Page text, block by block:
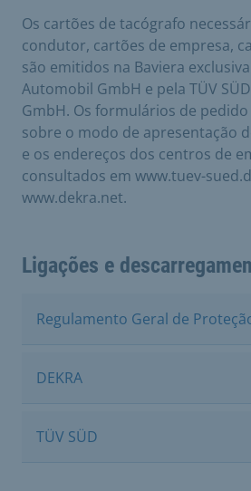
Os cartões de tacógrafo
condutor, cartões de empresa,
são emitidos na Baviera
Automobil GmbH e pela TÜV
GmbH. Os formulários de
sobre o modo de apresentação
e os endereços dos centros de
consultados em www.tuev-
www.dekra.net.
Ligações e
Regulamento Geral de
DEKRA
TÜV SÜD